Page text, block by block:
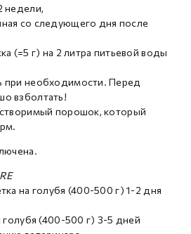
недели,
со следующего дня после
(=5 г) на 2 литра питьевой воды
при необходимости. Перед
взболтать!
порошок, который
на голубя (400-500 г) 1-2 дня
голубя (400-500 г) 3-5 дней